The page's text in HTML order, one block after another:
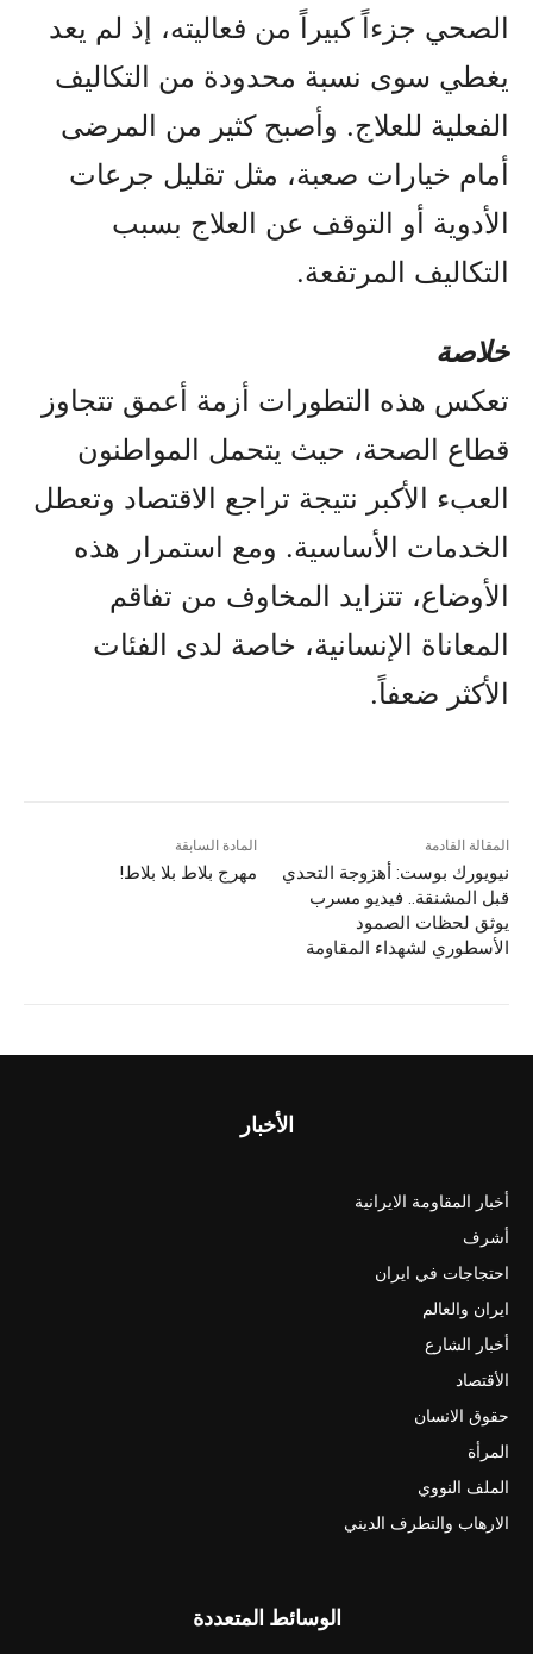
الصحي جزءاً كبيراً من فعاليته، إذ لم يعد
يغطي سوى نسبة محدودة من التكاليف
الفعلية للعلاج. وأصبح كثير من المرضى
أمام خيارات صعبة، مثل تقليل جرعات
الأدوية أو التوقف عن العلاج بسبب
التكاليف المرتفعة.
خلاصة
تعكس هذه التطورات أزمة أعمق تتجاوز
قطاع الصحة، حيث يتحمل المواطنون
العبء الأكبر نتيجة تراجع الاقتصاد وتعطل
الخدمات الأساسية. ومع استمرار هذه
الأوضاع، تتزايد المخاوف من تفاقم
المعاناة الإنسانية، خاصة لدى الفئات
الأكثر ضعفاً.
المادة السابقة
مهرج بلاط بلا بلاط!
المقالة القادمة
نيويورك بوست: أهزوجة التحدي
قبل المشنقة.. فيديو مسرب
يوثق لحظات الصمود
الأسطوري لشهداء المقاومة
الأخبار
أخبار المقاومة الايرانية
أشرف
احتجاجات في ايران
ايران والعالم
أخبار الشارع
الأقتصاد
حقوق الانسان
المرأة
الملف النووي
الارهاب والتطرف الديني
الوسائط المتعددة